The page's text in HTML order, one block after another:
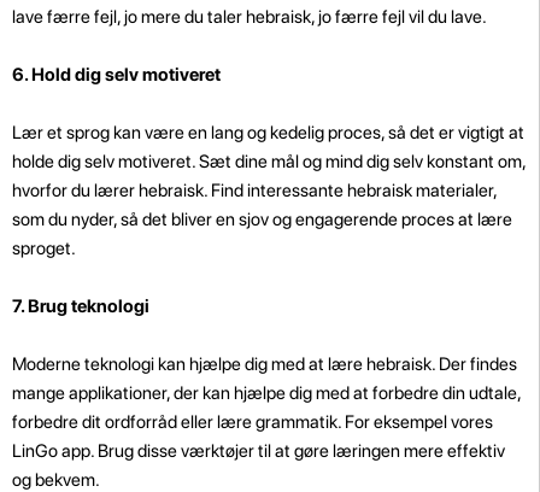
lave færre fejl, jo mere du taler hebraisk, jo færre fejl vil du lave.
6. Hold dig selv motiveret
Lær et sprog kan være en lang og kedelig proces, så det er vigtigt at
holde dig selv motiveret. Sæt dine mål og mind dig selv konstant om,
hvorfor du lærer hebraisk. Find interessante hebraisk materialer,
som du nyder, så det bliver en sjov og engagerende proces at lære
sproget.
7. Brug teknologi
Moderne teknologi kan hjælpe dig med at lære hebraisk. Der findes
mange applikationer, der kan hjælpe dig med at forbedre din udtale,
forbedre dit ordforråd eller lære grammatik. For eksempel vores
LinGo app. Brug disse værktøjer til at gøre læringen mere effektiv
og bekvem.